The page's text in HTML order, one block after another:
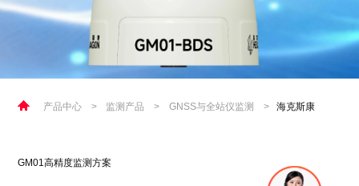
产品中心 > 监测产品 > GNSS与全站仪监测 > 海克斯康
GM01高精度监测方案